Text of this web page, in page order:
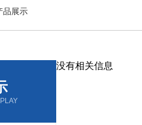
品展示
没有相关信息